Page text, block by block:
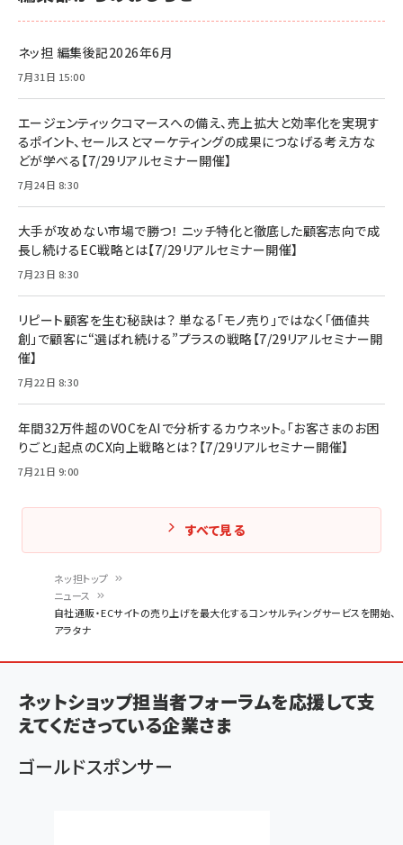
く
ず
ネッ担トップ
ニュース
自社通販・ECサイトの売り上げを最大化するコンサルティングサービスを開始、
アラタナ
ネッ担 編集後記2026年6月
7月31日 15:00
エージェンティックコマースへの備え、売上拡大と効率化を実現す
るポイント、セールスとマーケティングの成果につなげる考え方な
どが学べる【7/29リアルセミナー開催】
7月24日 8:30
大手が攻めない市場で勝つ！ ニッチ特化と徹底した顧客志向で成
長し続けるEC戦略とは【7/29リアルセミナー開催】
7月23日 8:30
リピート顧客を生む秘訣は？ 単なる「モノ売り」ではなく「価値共
創」で顧客に“選ばれ続ける”プラスの戦略【7/29リアルセミナー開
催】
7月22日 8:30
年間32万件超のVOCをAIで分析するカウネット。「お客さまのお困
りごと」起点のCX向上戦略とは？【7/29リアルセミナー開催】
7月21日 9:00
すべて見る
ネットショップ担当者フォーラムを応援して支
えてくださっている企業さま
ゴールドスポンサー